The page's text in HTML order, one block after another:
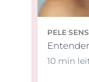
PELE
10 min